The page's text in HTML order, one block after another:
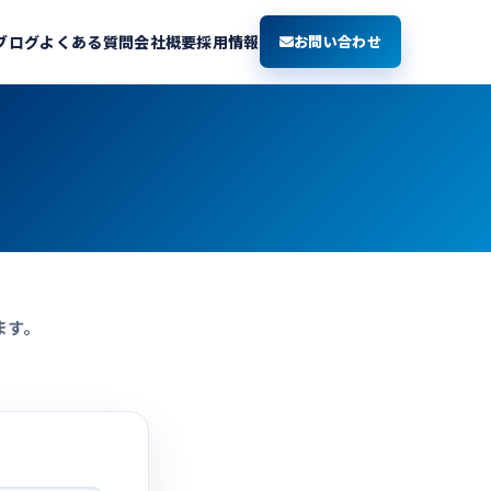
ログよくある質問会社概要採用情報 お問い合わせ
。